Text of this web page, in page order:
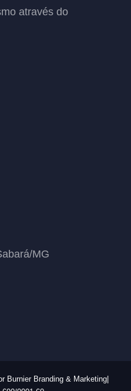
através do
MG
Burnier Branding & Marketing|